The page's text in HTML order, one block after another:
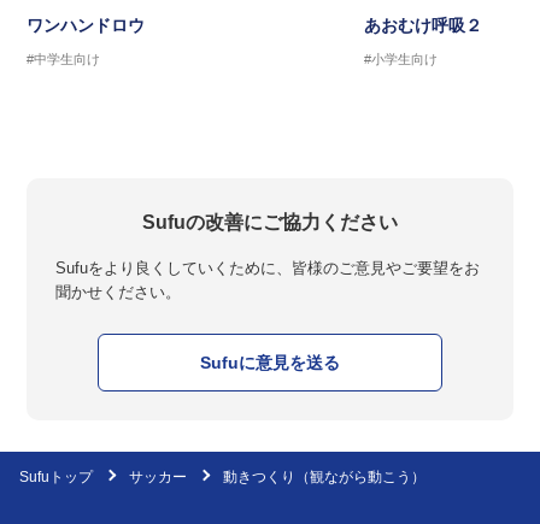
ワンハンドロウ
#中学生向け
あおむけ呼吸２
#小学生向け
Sufuの改善にご協力ください
Sufuをより良くしていくために、皆様のご意見やご要望をお
聞かせください。
Sufuに意見を送る
Sufuトップ サッカー 動きつくり（観ながら動こう）